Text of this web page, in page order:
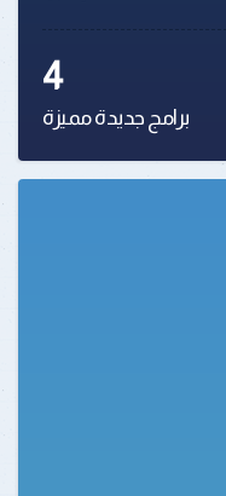
4
برامج جديدة مميزة